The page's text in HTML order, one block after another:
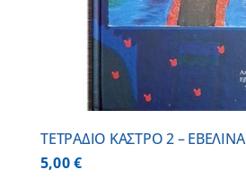
ΤΕΤΡΑΔΙΟ ΚΑΣΤΡΟ 2 – ΕΒΕΛΙΝΑ
5,00€